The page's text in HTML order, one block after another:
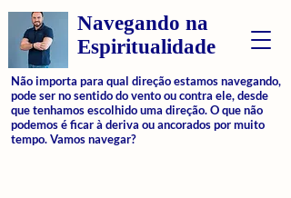
Navegando na
Espiritualidade
Não importa para qual direção estamos navegando,
pode ser no sentido do vento ou contra ele, desde
que tenhamos escolhido uma direção. O que não
podemos é ficar à deriva ou ancorados por muito
tempo. Vamos navegar?